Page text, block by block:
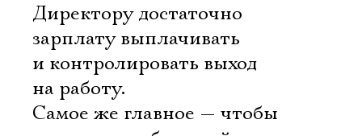
Директору достаточно
зарплату выплачивать
и контролировать выход
на работу.
Самое же главное — чтобы